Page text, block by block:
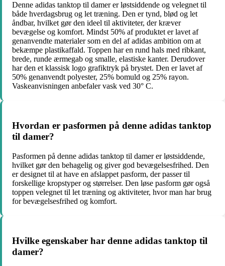
Denne adidas tanktop til damer er løstsiddende og velegnet til
både hverdagsbrug og let træning. Den er tynd, blød og let
åndbar, hvilket gør den ideel til aktiviteter, der kræver
bevægelse og komfort. Mindst 50% af produktet er lavet af
genanvendte materialer som en del af adidas ambition om at
bekæmpe plastikaffald. Toppen har en rund hals med ribkant,
brede, runde ærmegab og smalle, elastiske kanter. Derudover
har den et klassisk logo grafiktryk på brystet. Den er lavet af
50% genanvendt polyester, 25% bomuld og 25% rayon.
Vaskeanvisningen anbefaler vask ved 30° C.
Hvordan er pasformen på denne adidas tanktop
til damer?
Pasformen på denne adidas tanktop til damer er løstsiddende,
hvilket gør den behagelig og giver god bevægelsesfrihed. Den
er designet til at have en afslappet pasform, der passer til
forskellige kropstyper og størrelser. Den løse pasform gør også
toppen velegnet til let træning og aktiviteter, hvor man har brug
for bevægelsesfrihed og komfort.
Hvilke egenskaber har denne adidas tanktop til
damer?